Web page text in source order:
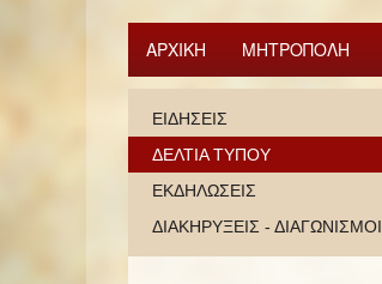
ΑΡΧΙΚΗ ΜΗΤΡΟΠΟΛΗ
ΕΙΔΗΣΕΙΣ
ΔΕΛΤΙΑ ΤΥΠΟΥ
ΕΚΔΗΛΩΣΕΙΣ
ΔΙΑΚΗΡΥΞΕΙΣ - ΔΙΑΓΩΝΙΣΜΟΙ